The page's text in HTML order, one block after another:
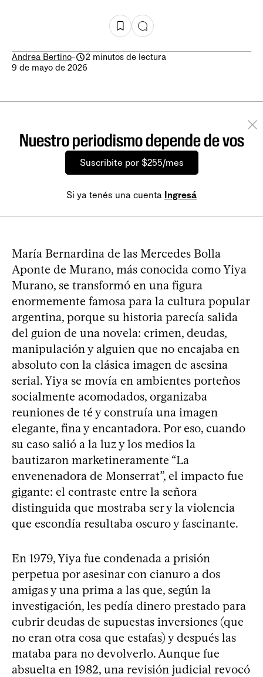
Andrea Bertino-
2 minutos de lectura
9 de mayo de 2026
Nuestro periodismo depende de vos
Suscribite por $255/mes
Si ya tenés una cuenta Ingresá
María Bernardina de las Mercedes Bolla
Aponte de Murano, más conocida como Yiya
Murano, se transformó en una figura
enormemente famosa para la cultura popular
argentina, porque su historia parecía salida
del guion de una novela: crimen, deudas,
manipulación y alguien que no encajaba en
absoluto con la clásica imagen de asesina
serial. Yiya se movía en ambientes porteños
socialmente acomodados, organizaba
reuniones de té y construía una imagen
elegante, fina y encantadora. Por eso, cuando
su caso salió a la luz y los medios la
bautizaron marketineramente “La
envenenadora de Monserrat”, el impacto fue
gigante: el contraste entre la señora
distinguida que mostraba ser y la violencia
que escondía resultaba oscuro y fascinante.
En 1979, Yiya fue condenada a prisión
perpetua por asesinar con cianuro a dos
amigas y una prima a las que, según la
investigación, les pedía dinero prestado para
cubrir deudas de supuestas inversiones (que
no eran otra cosa que estafas) y después las
mataba para no devolverlo. Aunque fue
absuelta en 1982, una revisión judicial revocó